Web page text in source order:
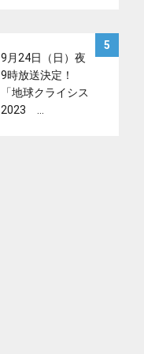
5
9月24日（日）夜
9時放送決定！
「地球クライシス
2023 …